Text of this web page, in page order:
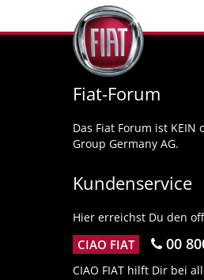
Fiat-Forum
Das Fiat Forum ist KEIN
Group Germany AG.
Kundenservice
Hier erreichst Du den
CIAO FIAT 00
CIAO FIAT hilft Dir bei